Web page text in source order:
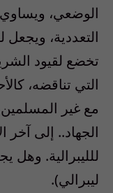
الوضعي،
التعددية،
تخضع لقيود
التي تناقضه،
مع غير
الجهاد.. إلى آخر
للليبرالية. وهل
ليبرالي).